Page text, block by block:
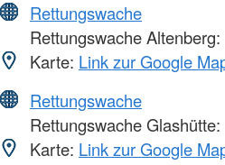
Rettungswache
Rettungswache Altenberg:
Karte: Link zur Google
Rettungswache
Rettungswache Glashütte:
Karte: Link zur Google